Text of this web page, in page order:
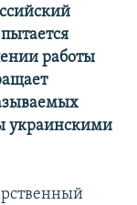
работы
украинскими